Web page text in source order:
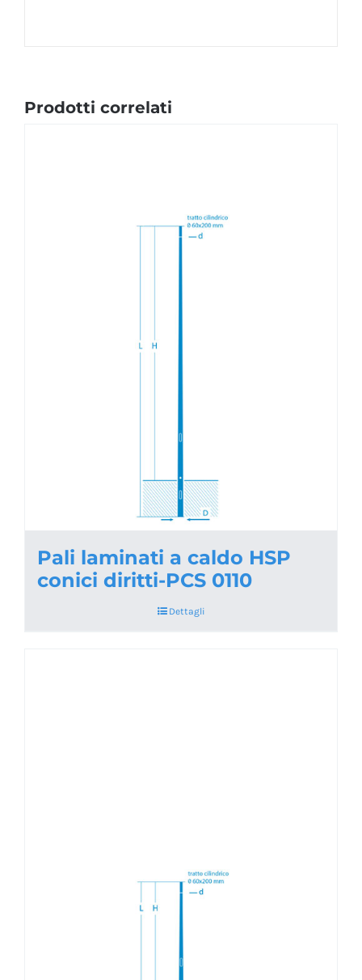
Prodotti correlati
Pali laminati a caldo HSP
conici diritti-PCS 0110
Dettagli